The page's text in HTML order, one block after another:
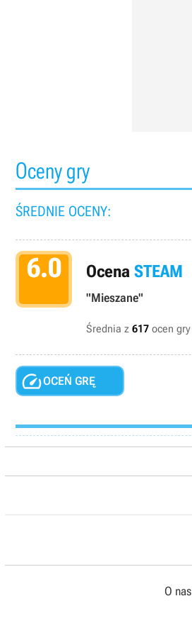
Oceny gry
ŚREDNIE OCENY:
6.0 Ocena STEAM
"Mieszane"
Średnia z 617 ocen
OCEŃ GRĘ
O nas